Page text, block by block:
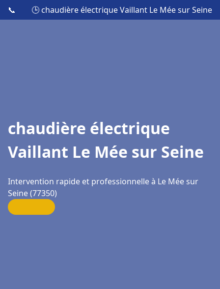
📞 🕒 chaudière électrique Vaillant Le Mée sur Seine
chaudière électrique
Vaillant Le Mée sur Seine
Intervention rapide et professionnelle à Le Mée sur
Seine (77350)